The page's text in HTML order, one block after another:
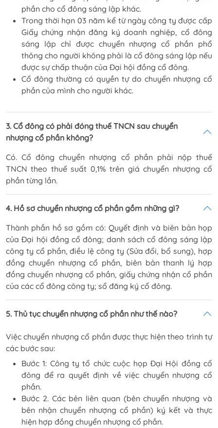
phần cho cổ đông sáng lập khác.
Trong thời hạn 03 năm kể từ ngày công ty được cấp
Giấy chứng nhận đăng ký doanh nghiệp, cổ đông
sáng lập chỉ được chuyển nhượng cổ phần phổ
thông cho người không phải là cổ đông sáng lập nếu
được sự chấp thuận của Đại hội đồng cổ đông.
Cổ đông thường có quyền tự do chuyển nhượng cổ
phần của mình cho người khác.
3. Cổ đông có phải đóng thuế TNCN sau chuyển
nhượng cổ phần không?
Có. Cổ đông chuyển nhượng cổ phần phải nộp thuế
TNCN theo thuế suất 0,1% trên giá chuyển nhượng cổ
phần từng lần.
4. Hồ sơ chuyển nhượng cổ phần gồm những gì?
Thành phần hồ sơ gồm có: Quyết định và biên bản họp
của Đại hội đồng cổ đông; danh sách cổ đông sáng lập
công ty cổ phần, điều lệ công ty (Sửa đổi, bổ sung), hợp
đồng chuyển nhượng cổ phần, biên bản thanh lý hợp
đồng chuyển nhượng cổ phần, giấy chứng nhận cổ phần
của các cổ đông công ty; sổ đăng ký cổ đông.
5. Thủ tục chuyển nhượng cổ phần như thế nào?
Việc chuyển nhượng cổ phần được thực hiện theo trình tự
các bước sau:
Bước 1: Công ty tổ chức cuộc họp Đại Hội đồng cổ
đông để ra quyết định về việc chuyển nhượng cổ
phần.
Bước 2. Các bên liên quan (bên chuyển nhượng và
bên nhận chuyển nhượng cổ phần) ký kết và thực
hiện hợp đồng chuyển nhượng cổ phần.